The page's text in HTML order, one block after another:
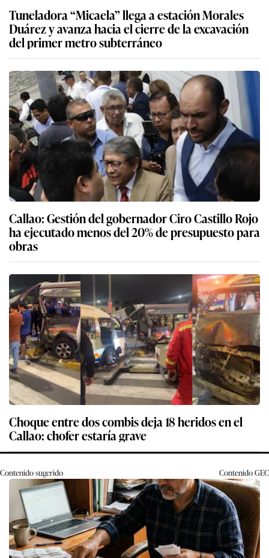
Tuneladora “Micaela” llega a estación Morales
Duárez y avanza hacia el cierre de la excavación
del primer metro subterráneo
Callao: Gestión del gobernador Ciro Castillo Rojo
ha ejecutado menos del 20% de presupuesto para
obras
Choque entre dos combis deja 18 heridos en el
Callao: chofer estaría grave
Contenido sugerido ContenidoGEC